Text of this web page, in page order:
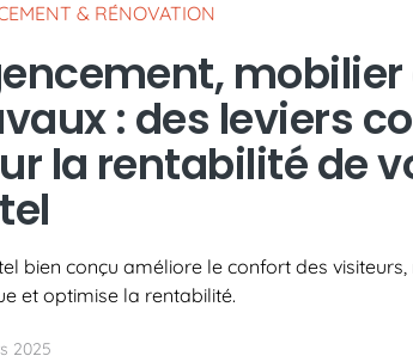
& RÉNOVATION
mobilier
: des leviers
la rentabilité de
bien conçu améliore le confort des
et optimise la rentabilité.
2025